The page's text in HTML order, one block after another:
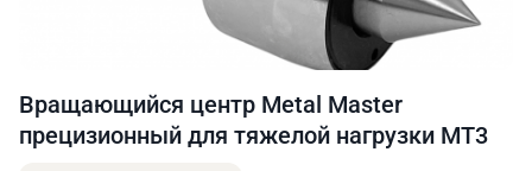
Вращающийся центр Metal Master
прецизионный для тяжелой нагрузки МТ3